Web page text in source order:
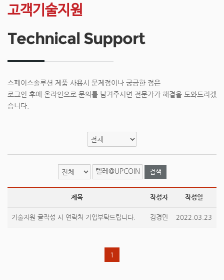
고객기술지원
Technical Support
스페이스솔루션 제품 사용시 문제점이나 궁금한 점은
로그인 후에 온라인으로 문의를 남겨주시면 전문가가 해결을 도와드리겠
습니다.
검색
제목 작성자 작성일
기술지원 글작성 시 연락처 기입부탁드립니다. 김경민 2022.03.23
1